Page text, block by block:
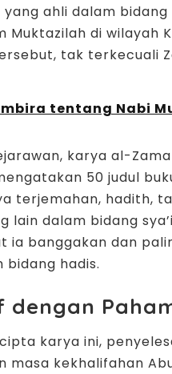
ahli dalam
Muktazilah di wilayah
tak terkecuali
tentang Nabi
karya al-
50 judul
terjemahan, hadith,
lain dalam bidang
ia banggakan dan
bidang hadis.
karya ini,
masa kekhalifahan